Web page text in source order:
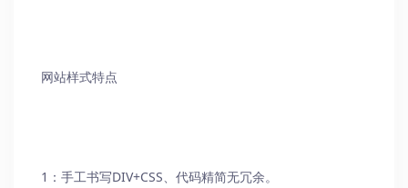
网站样式特点
1：手工书写DIV+CSS、代码精简无冗余。